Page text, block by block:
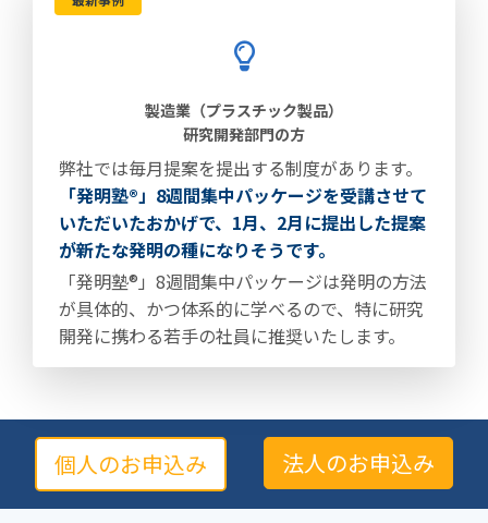
製造業（プラスチック製品）
研究開発部門の方
弊社では毎月提案を提出する制度があります。
「発明塾®」8週間集中パッケージを受講させて
いただいたおかげで、1月、2月に提出した提案
が新たな発明の種になりそうです。
「発明塾®」8週間集中パッケージは発明の方法
が具体的、かつ体系的に学べるので、特に研究
開発に携わる若手の社員に推奨いたします。
個人のお申込み 法人のお申込み